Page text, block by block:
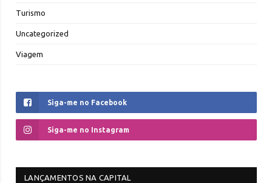
Turismo
Uncategorized
Viagem
Siga-me no Facebook
Siga-me no Instagram
LANÇAMENTOS NA CAPITAL